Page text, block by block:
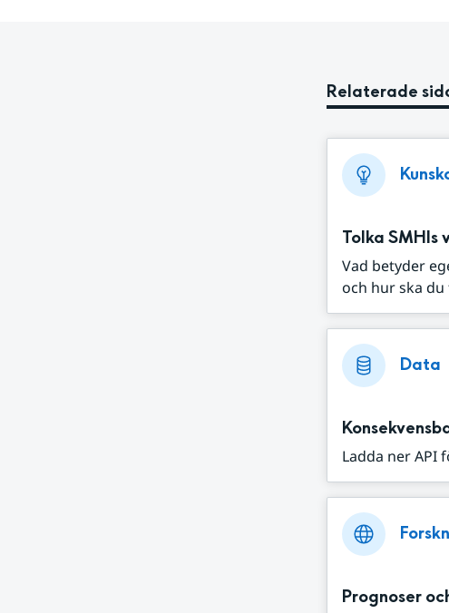
Relaterade
Tolka SMHIs
Vad betyder
och hur ska
Data
Ladda ner API
Prognoser